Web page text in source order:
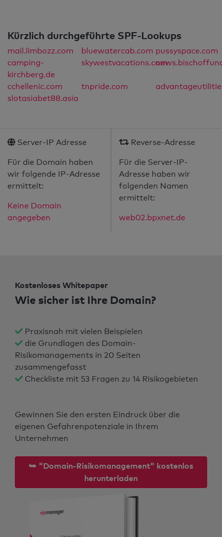
Kürzlich durchgeführte SPF-Lookups
mail.limbozz.com bluewatercab.com pussyspace.com
camping-
kirchberg.de
skywestvacations.com
cchellenic.com tnpride.com
slotasiabet88.asia
Server-IP Adresse
Für die Domain haben
wir folgende IP-Adresse
ermittelt:
Keine Domain
angegeben
Reverse-Adresse
Für die Server-IP-
Adresse haben wir
folgenden Namen
ermittelt:
web02.bpxnet.de
Kostenloses Whitepaper
Wie sicher ist Ihre Domain?
Praxisnah mit vielen Beispielen
die Grundlagen des Domain-
Risikomanagements in 20 Seiten
zusammengefasst
Checkliste mit 53 Fragen zu 14 Risikogebieten
Gewinnen Sie den ersten Eindruck über die
eigenen Gefahrenpotenziale in Ihrem
Unternehmen
⮩ "Domain-Risikomanagement" kostenlos
herunterladen